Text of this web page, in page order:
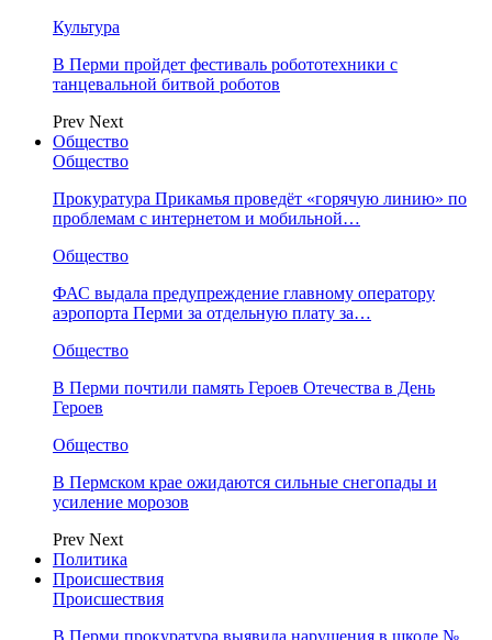
Культура
В Перми пройдет фестиваль робототехники с
танцевальной битвой роботов
Prev Next
Общество
Общество
Прокуратура Прикамья проведёт «горячую линию» по
проблемам с интернетом и мобильной…
Общество
ФАС выдала предупреждение главному оператору
аэропорта Перми за отдельную плату за…
Общество
В Перми почтили память Героев Отечества в День
Героев
Общество
В Пермском крае ожидаются сильные снегопады и
усиление морозов
Prev Next
Политика
Происшествия
Происшествия
В Перми прокуратура выявила нарушения в школе №